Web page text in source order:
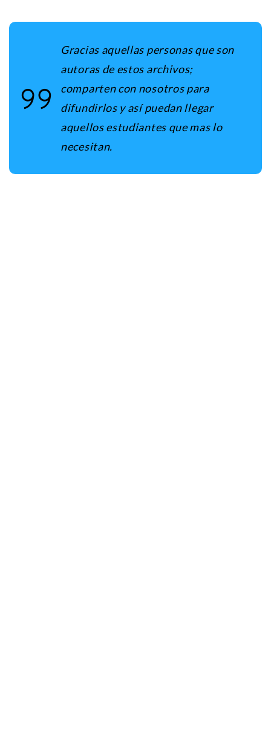
Gracias aquellas personas que son
autoras de estos archivos;
comparten con nosotros para
difundirlos y así puedan llegar
aquellos estudiantes que mas lo
necesitan.